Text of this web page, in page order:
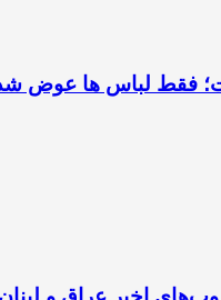
فقط لباس ها عوض